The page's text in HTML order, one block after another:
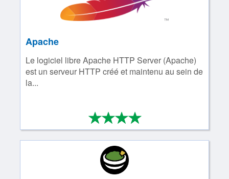
Apache
Le logiciel libre Apache HTTP Server (Apache)
est un serveur HTTP créé et maintenu au sein de
la...
****
4/4